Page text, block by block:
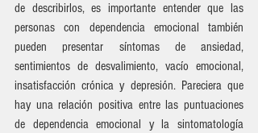
de describirlos, es importante entender que las
personas con dependencia emocional también
pueden presentar síntomas de ansiedad,
sentimientos de desvalimiento, vacío emocional,
insatisfacción crónica y depresión. Pareciera que
hay una relación positiva entre las puntuaciones
de dependencia emocional y la sintomatología